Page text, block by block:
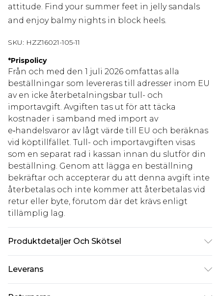
attitude. Find your summer feet in jelly sandals
and enjoy balmy nights in block heels.
SKU: HZZ16021-105-11
*Prispolicy
Från och med den 1 juli 2026 omfattas alla
beställningar som levereras till adresser inom EU
av en icke återbetalningsbar tull- och
importavgift. Avgiften tas ut för att täcka
kostnader i samband med import av
e‑handelsvaror av lågt värde till EU och beräknas
vid köptillfället. Tull- och importavgiften visas
som en separat rad i kassan innan du slutför din
beställning. Genom att lägga en beställning
bekräftar och accepterar du att denna avgift inte
återbetalas och inte kommer att återbetalas vid
retur eller byte, förutom där det krävs enligt
tillämplig lag.
Produktdetaljer Och Skötsel
Leverans
Standardleverans Sverige kr80